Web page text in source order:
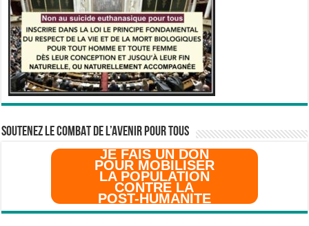
SOUTENEZ LE COMBAT DE L’AVenir pour Tous
JE FAIS UN DON
POUR MOBILISER
LA POPULATION
CONTRE LA
POST-HUMANITE